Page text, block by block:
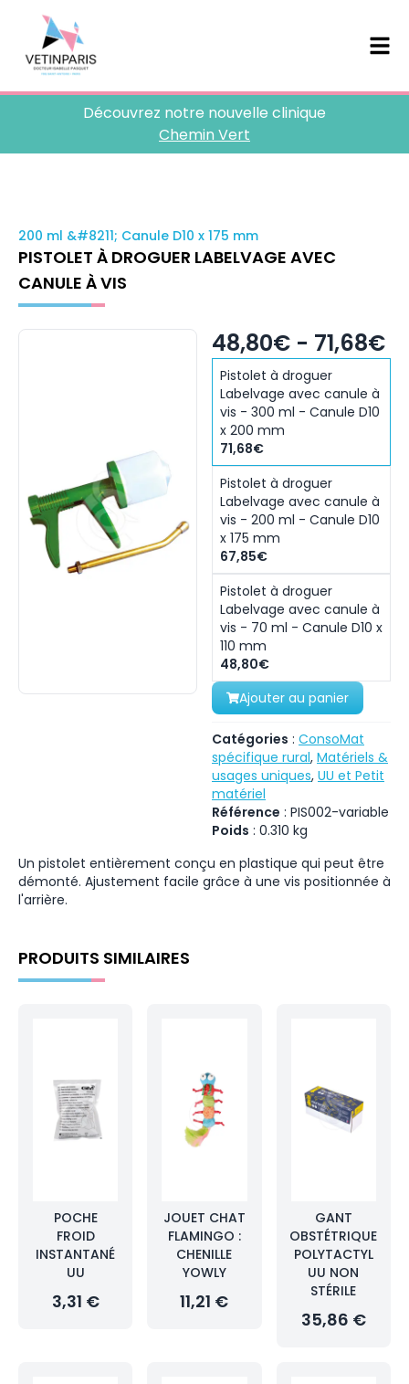
Découvrez notre nouvelle clinique
Chemin Vert
200 ml &#8211; Canule D10 x 175 mm
PISTOLET À DROGUER LABELVAGE AVEC
CANULE À VIS
48,80€ - 71,68€
Pistolet à droguer
Labelvage avec canule à
vis - 300 ml - Canule D10
x 200 mm
71,68€
Pistolet à droguer
Labelvage avec canule à
vis - 200 ml - Canule D10
x 175 mm
67,85€
Pistolet à droguer
Labelvage avec canule à
vis - 70 ml - Canule D10 x
110 mm
48,80€
Ajouter au panier
Catégories : ConsoMat
spécifique rural, Matériels &
usages uniques, UU et Petit
matériel
Référence : PIS002-variable
Poids : 0.310 kg
Un pistolet entièrement conçu en plastique qui peut être
démonté. Ajustement facile grâce à une vis positionnée à
l'arrière.
PRODUITS SIMILAIRES
POCHE
FROID
INSTANTANÉ
UU
3,31 €
JOUET CHAT
FLAMINGO :
CHENILLE
YOWLY
11,21 €
GANT
OBSTÉTRIQUE
POLYTACTYL
UU NON
STÉRILE
35,86 €